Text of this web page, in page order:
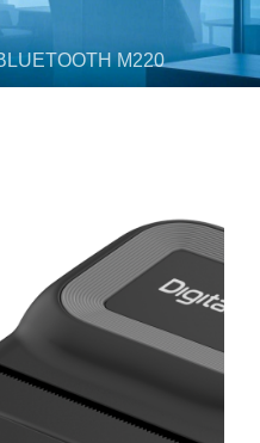
M220